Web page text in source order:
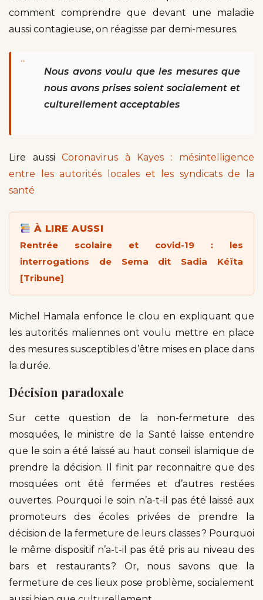
comment comprendre que devant une maladie
aussi contagieuse, on réagisse par demi-mesures.
“
Nous avons voulu que les mesures que
nous avons prises soient socialement et
culturellement acceptables
Lire aussi Coronavirus à Kayes : mésintelligence
entre les autorités locales et les syndicats de la
santé
À LIRE AUSSI
Rentrée scolaire et covid-19 : les
interrogations de Sema dit Sadia Kéïta
[Tribune]
Michel Hamala enfonce le clou en expliquant que
les autorités maliennes ont voulu mettre en place
des mesures susceptibles d’être mises en place dans
la durée.
Décision paradoxale
Sur cette question de la non-fermeture des
mosquées, le ministre de la Santé laisse entendre
que le soin a été laissé au haut conseil islamique de
prendre la décision. Il finit par reconnaitre que des
mosquées ont été fermées et d’autres restées
ouvertes. Pourquoi le soin n’a-t-il pas été laissé aux
promoteurs des écoles privées de prendre la
décision de la fermeture de leurs classes ? Pourquoi
le même dispositif n’a-t-il pas été pris au niveau des
bars et restaurants ? Or, nous savons que la
fermeture de ces lieux pose problème, socialement